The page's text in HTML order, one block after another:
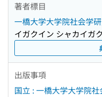
著者標目
一橋大学大学院社会学
イガクイン シャカイガ
出版事項
国立 : 一橋大学大学院